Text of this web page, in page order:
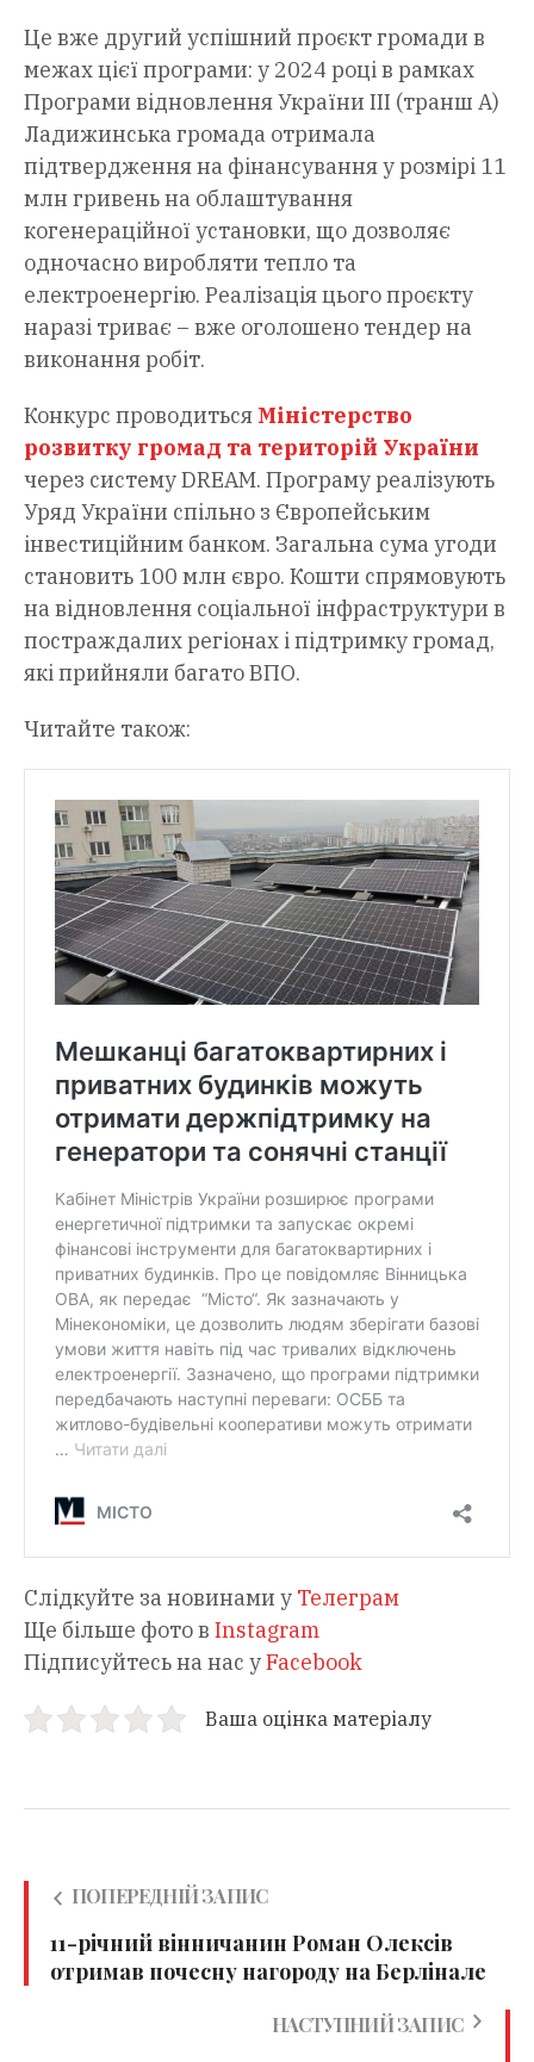
Це вже другий успішний проєкт громади в
межах цієї програми: у 2024 році в рамках
Програми відновлення України ІІІ (транш А)
Ладижинська громада отримала
підтвердження на фінансування у розмірі 11
млн гривень на облаштування
когенераційної установки, що дозволяє
одночасно виробляти тепло та
електроенергію. Реалізація цього проєкту
наразі триває – вже оголошено тендер на
виконання робіт.
Конкурс проводиться Міністерство
розвитку громад та територій України
через систему DREAM. Програму реалізують
Уряд України спільно з Європейським
інвестиційним банком. Загальна сума угоди
становить 100 млн євро. Кошти спрямовують
на відновлення соціальної інфраструктури в
постраждалих регіонах і підтримку громад,
які прийняли багато ВПО.
Читайте також:
Слідкуйте за новинами у Телеграм
Ще більше фото в Instagram
Підписуйтесь на нас уFacebook
Ваша оцінка матеріалу
ПОПЕРЕДНІЙ ЗАПИС
11-річний вінничанин Роман Олексів
отримав почесну нагороду на Берлінале
НАСТУПНИЙ ЗАПИС